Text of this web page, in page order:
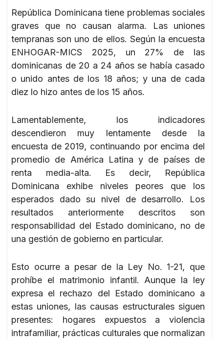
República Dominicana tiene problemas sociales
graves que no causan alarma. Las uniones
tempranas son uno de ellos. Según la encuesta
ENHOGAR-MICS 2025, un 27% de las
dominicanas de 20 a 24 años se había casado
o unido antes de los 18 años; y una de cada
diez lo hizo antes de los 15 años.
Lamentablemente, los indicadores
descendieron muy lentamente desde la
encuesta de 2019, continuando por encima del
promedio de América Latina y de países de
renta media-alta. Es decir, República
Dominicana exhibe niveles peores que los
esperados dado su nivel de desarrollo. Los
resultados anteriormente descritos son
responsabilidad del Estado dominicano, no de
una gestión de gobierno en particular.
Esto ocurre a pesar de la Ley No. 1-21, que
prohíbe el matrimonio infantil. Aunque la ley
expresa el rechazo del Estado dominicano a
estas uniones, las causas estructurales siguen
presentes: hogares expuestos a violencia
intrafamiliar, prácticas culturales que normalizan